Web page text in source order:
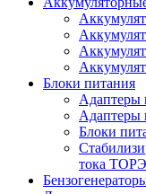
Блоки питания
Адаптеры
Блоки
тока